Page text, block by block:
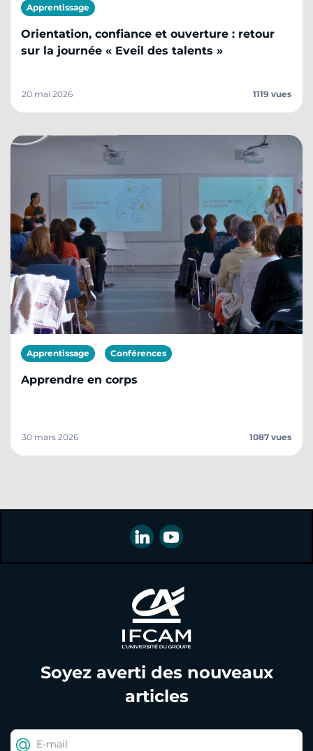
Apprentissage
Orientation, confiance et ouverture : retour
sur la journée « Eveil des talents »
20 mai 2026 1119 vues
Apprentissage Conférences
Apprendre en corps
30 mars 2026 1087 vues
Soyez averti des nouveaux
articles